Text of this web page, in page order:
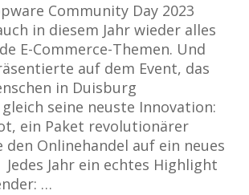
Community Day 2023
in diesem Jahr wieder alles
E-Commerce-Themen. Und
auf dem Event, das
in Duisburg
seine neuste Innovation:
ein Paket revolutionärer
den Onlinehandel auf ein neues
Jedes Jahr ein echtes Highlight
…